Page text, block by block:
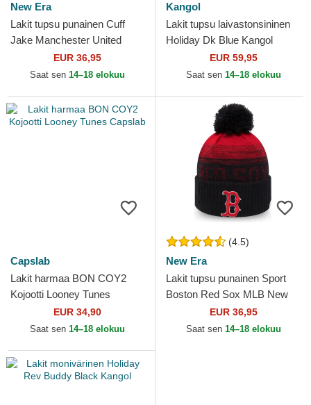
New Era
Lakit tupsu punainen Cuff
Jake Manchester United
Football Club Premier League
New Era
EUR 36,95
Saat sen 14–18 elokuu
Kangol
Lakit tupsu laivastonsininen
Holiday Dk Blue Kangol
EUR 59,95
Saat sen 14–18 elokuu
Capslab
Lakit harmaa BON COY2
Kojootti Looney Tunes
EUR 34,90
Saat sen 14–18 elokuu
(4.5)
New Era
Lakit tupsu punainen Sport
Boston Red Sox MLB New
EUR 36,95
Saat sen 14–18 elokuu